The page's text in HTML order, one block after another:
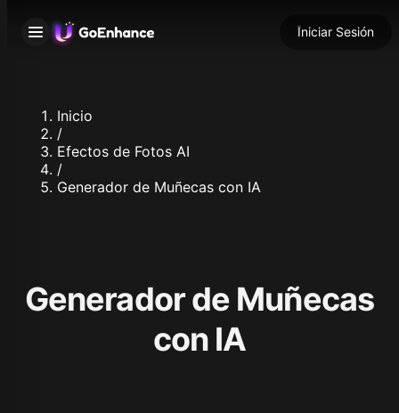
Iniciar Sesión
Inicio
/
Efectos de Fotos AI
/
Generador de Muñecas con IA
Generador de Muñecas
con IA